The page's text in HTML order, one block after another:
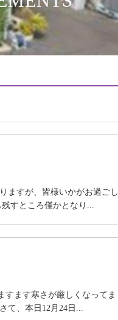
ますが、皆様いかがお過ごし
すところ僅かとなり...
ます寒さが厳しくなってま
て、本日12月24日...